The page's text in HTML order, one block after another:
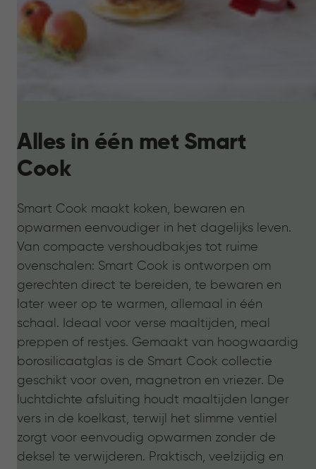
Alles in één met Smart
Cook
Smart Cook maakt koken, bewaren en
opwarmen eenvoudiger in het dagelijks leven.
Van compacte vershoudbakjes tot ruime
ovenschalen: Smart Cook is ontworpen om
gerechten direct te bereiden, te bewaren en
later weer op te warmen, allemaal in één
schaal. Ideaal voor verse maaltijden, meal
preppen of restjes. Gemaakt van hoogwaardig
borosilicaatglas is de Smart Cook collectie
geschikt voor oven, magnetron en vriezer. De
luchtdichte afsluiting houdt maaltijden langer
vers in de koelkast, terwijl het slimme ventiel
zorgt voor eenvoudig opwarmen zonder de
deksel te verwijderen. Praktisch, veelzijdig en